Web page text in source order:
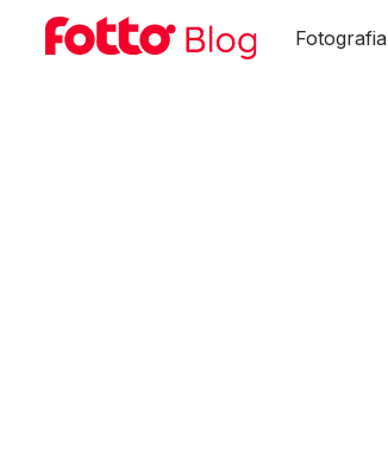
Fotografia